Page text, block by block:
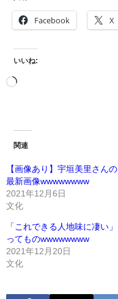
Facebook X
いいね:
関連
【画像あり】宇垣美里さんの
最新画像wwwwwwww
2021年12月6日
文化
「これできる人地味に凄い」
ってものwwwwwwww
2021年12月20日
文化